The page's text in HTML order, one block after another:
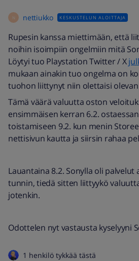
N nettiukko KESKUSTELUN ALOITTAJA
Rupesin kanssa miettimään, että
noihin isoimpiin ongelmiin mitä
Löytyi tuo Playstation Twitter / X
mukaan ainakin tuo ongelma on
tuohon liittynyt niin olettaisi
Tämä väärä valuutta oston
ensimmäisen kerran 6.2.
toistamiseen 9.2. kun menin
nettisivun kautta ja siirsin rahaa
Lauantaina 8.2. Sonylla oli palvelut
tunnin, tiedä sitten liittyykö
jotenkin.
Odottelen nyt vastausta kyselyyni
1 henkilö tykkää tästä